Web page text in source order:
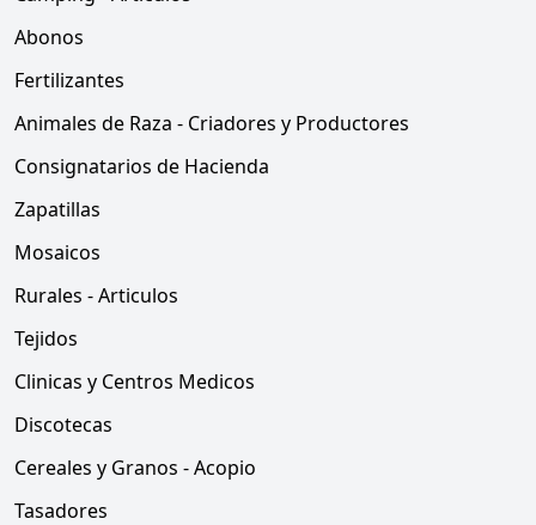
Abonos
Fertilizantes
Animales de Raza - Criadores y Productores
Consignatarios de Hacienda
Zapatillas
Mosaicos
Rurales - Articulos
Tejidos
Clinicas y Centros Medicos
Discotecas
Cereales y Granos - Acopio
Tasadores